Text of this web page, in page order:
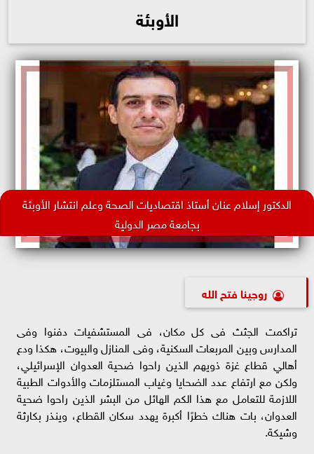
الأوبئة
الدكتور إسلام عنان أستاذ اقتصاديات الصحة وعلم انتشار الأوبئة
بجامعة مصر الدولية
روچينا فتح الله
تراكمت الجثث فى كل مكان، فى المستشفيات دفنوا وفى
المدارس وبين المربعات السكنية، وفى المنازل والبيوت، هكذا ودع
أهالي قطاع غزة ذويهم الذين راحوا ضحية العدوان الإسرائيلي،
ولكن مع ارتفاع عدد الضحايا وغياب المستلزمات والأدوات الطبية
اللازمة للتعامل مع هذا الكم الهائل من البشر الذين راحوا ضحية
العدوان، بات هناك خطرًا أكبرة يهدد سكان القطاع، وينذر بكارثة
وشيكة.